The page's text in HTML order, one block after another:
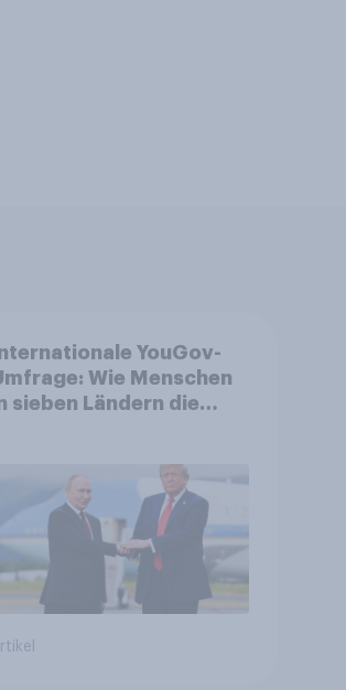
YouGov-
Wie Menschen
sieben Ländern die
Bedrohungen und
Bündnisse bewerten